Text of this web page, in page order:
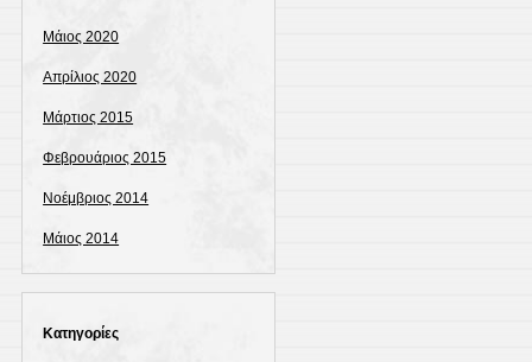
Μάιος 2020
Απρίλιος 2020
Μάρτιος 2015
Φεβρουάριος 2015
Νοέμβριος 2014
Μάιος 2014
Kατηγορίες